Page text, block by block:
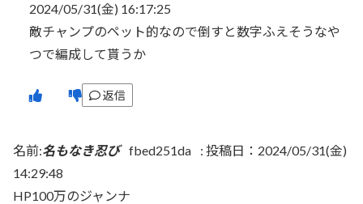
2024/05/31(金) 16:17:25
敵チャンプのペット的なので倒すと数字ふえそうなや
つで編成して貰うか
返信
名前:名もなき忍び fbed251da : 投稿日：2024/05/31(金)
14:29:48
HP100万のジャンナ